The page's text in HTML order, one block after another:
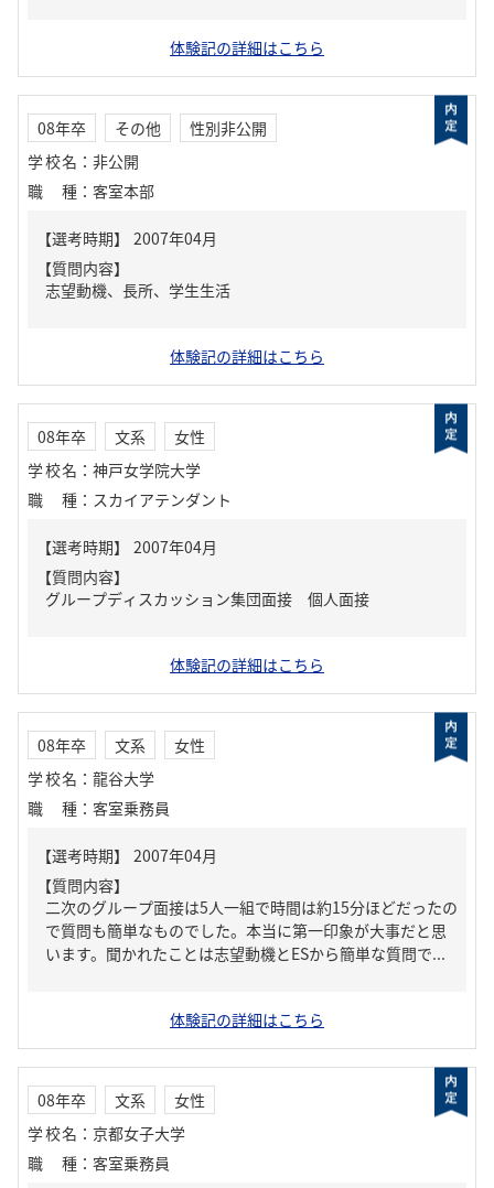
体験記の詳細はこちら
08年卒 その他
性別非公開
学校名 ： 非公開
職種 ： 客室本部
【質問内容】
志望動機、長所、学生生活
体験記の詳細はこちら
08年卒 文系
女性
学校名 ： 神戸女学院大学
職種 ： スカイアテンダント
【質問内容】
グループディスカッション集団面接 個人面接
体験記の詳細はこちら
08年卒 文系
女性
学校名 ： 龍谷大学
職種 ： 客室乗務員
【質問内容】
二次のグループ面接は5人一組で時間は約15分ほどだったの
で質問も簡単なものでした。本当に第一印象が大事だと思
います。聞かれたことは志望動機とESから簡単な質問で...
体験記の詳細はこちら
08年卒 文系
女性
学校名 ： 京都女子大学
職種 ： 客室乗務員